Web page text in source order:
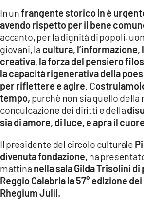
ILVIBONESE.IT
CATANZAROCHANNEL.IT
LACAPITALENEWS.IT
App
ANDROID
APPLE
In unfrangente storico in è
avendo rispetto per il bene
accanto, per la dignità di popoli,
giovani, la cultura, l’informazione,
creativa, la forza del pensiero
la capacità rigenerativa della
per riflettere e agire . C
tempo, purchè non sia quello della
conculcazione dei diritti e della
sia di amore, di luce, e apra il
Il presidente del circolo culturale
divenuta fondazione, ha
mattina nella sala Gilda Trisolini di
Reggio Calabria la 57° edizione
Rhegium Julii.